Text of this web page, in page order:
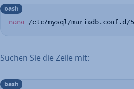
nano /etc/mysql/mariadb.conf.d/
bash
Suchen Sie die Zeile mit:
bash